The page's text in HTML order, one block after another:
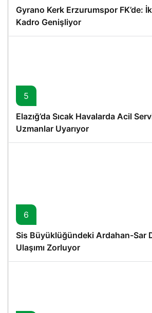
Gyrano Kerk Erzurumspor FK’de:
Kadro Genişliyor
5
Elazığ’da Sıcak Havalarda Acil
Uzmanlar Uyarıyor
6
Sis Büyüklüğündeki Ardahan-Sar
Ulaşımı Zorluyor